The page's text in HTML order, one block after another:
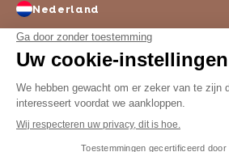
Over ons Wettelijke kennisgeving
©2022 SBM Life Science Alle rechten
Nederland